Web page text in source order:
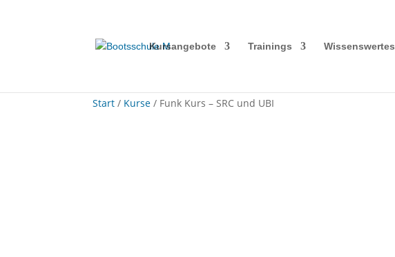
Kursangebote Trainings Wissenswertes
Start / Kurse / Funk Kurs – SRC und UBI